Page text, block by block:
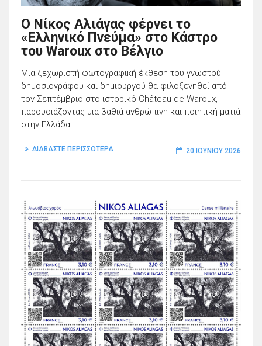
Ο Νίκος Αλιάγας φέρνει το
«Ελληνικό Πνεύμα» στο Κάστρο
του Waroux στο Βέλγιο
Μια ξεχωριστή φωτογραφική έκθεση του γνωστού
δημοσιογράφου και δημιουργού θα φιλοξενηθεί από
τον Σεπτέμβριο στο ιστορικό Château de Waroux,
παρουσιάζοντας μια βαθιά ανθρώπινη και ποιητική ματιά
στην Ελλάδα.
ΔΙΑΒΑΣΤΕ ΠΕΡΙΣΣΟΤΕΡΑ 20 ΙΟΥΝΊΟΥ 2026